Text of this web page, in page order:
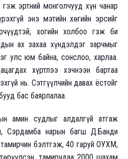
эртний монголчууд хүн чанар
энэ мэтийн хөгийн эрсийг
хогийн холбоо гэж би
ах захаа хүндэлдэг зарчмыг
улс юм байна, сонслоо, харлаа.
хүртлээ хэчнээн бартаа
нь. Сэтгүүлчийн давах ёстойг
бас баярлалаа.
амин судлыг алдалгүй атгаж
Сэрдамба нарын багш Д.Банди
бэлтгэж, 40 гаруй ОУХМ,
тамирчдаа 2000 шахам